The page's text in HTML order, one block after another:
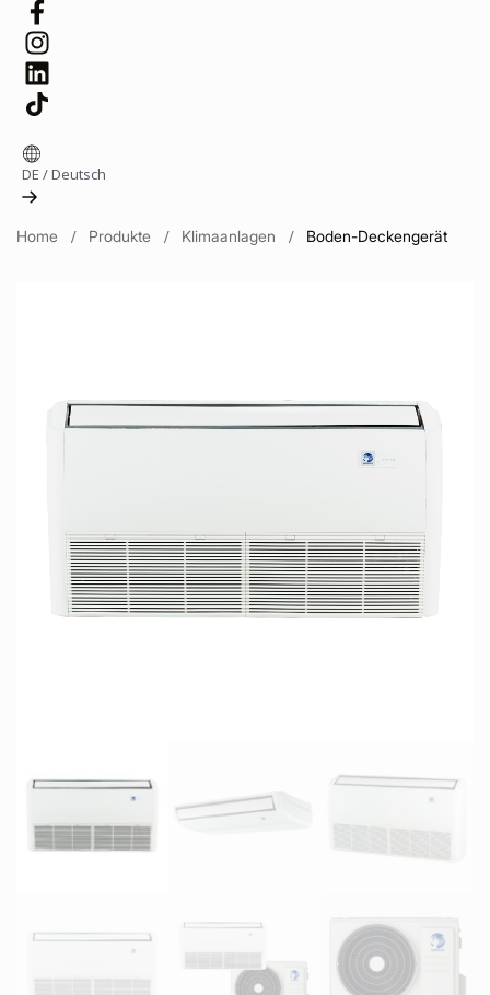
DE /Deutsch
Home Produkte Klimaanlagen Boden-Deckengerät